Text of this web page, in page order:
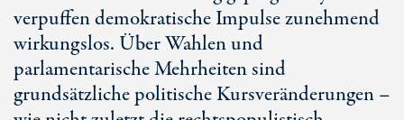
verpuffen demokratische Impulse zunehmend
wirkungslos. Über Wahlen und
parlamentarische Mehrheiten sind
grundsätzliche politische Kursveränderungen –